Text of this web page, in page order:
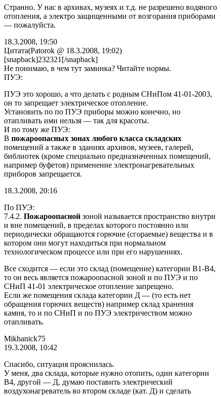
Странно. У нас в архивах, музеях и т.д. не разрешено водяного
отопления, а электро защищенными от возгорания приборами
— пожалуйста.
18.3.2008, 19:50
Цитата(Patorok @ 18.3.2008, 19:02)
[snapback]232321[/snapback]
Не понимаю, в чем тут заминка? Читайте нормы.
ПУЭ:
ПУЭ это хорошо, а что делать с родным СНиПом 41-01-2003,
он то запрещает электрическое отопление.
Установить по по ПУЭ приборы можно конечно, но
отапливать ими нельзя — так для красоты.
И по тому же ПУЭ:
В пожароопасных зонах любого класса складских
помещений а также в зданиях архивов, музеев, галерей,
библиотек (кроме специально предназначенных помещений,
например буфетов) применение электронагревательных
приборов запрещается.
18.3.2008, 20:16
По ПУЭ:
7.4.2. Пожароопасной зоной называется пространство внутри
и вне помещений, в пределах которого постоянно или
периодически обращаются горючие (сгораемые) вещества и в
котором они могут находиться при нормальном
технологическом процессе или при его нарушениях.
Все сходится — если это склад (помещение) категории В1-В4,
то он весь является пожароопасной зоной и по ПУЭ и по
СНиП 41-01 электрическое отопление запрещено.
Если же помещения склада категории Д — (то есть нет
обращения горючих веществ) например склад хранения
камня, то и по СНиП и по ПУЭ электричеством можно
отапливать.
Mikhanick75
19.3.2008, 10:42
Спасибо, ситуация прояснилась.
У меня, два склада, которые нужно отопить, один категории
В4, другой — Д, думаю поставить электрический
воздухонагреватель во втором складе (кат. Д) и сделать